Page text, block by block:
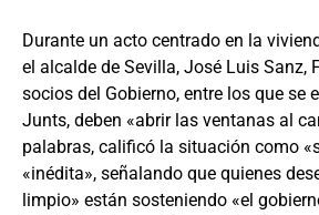
Durante un acto centrado en la
el alcalde de Sevilla, José Luis Sanz,
socios del Gobierno, entre los que se
Junts, deben «abrir las ventanas al
palabras, calificó la situación como
«inédita», señalando que quienes
limpio» están sosteniendo «el